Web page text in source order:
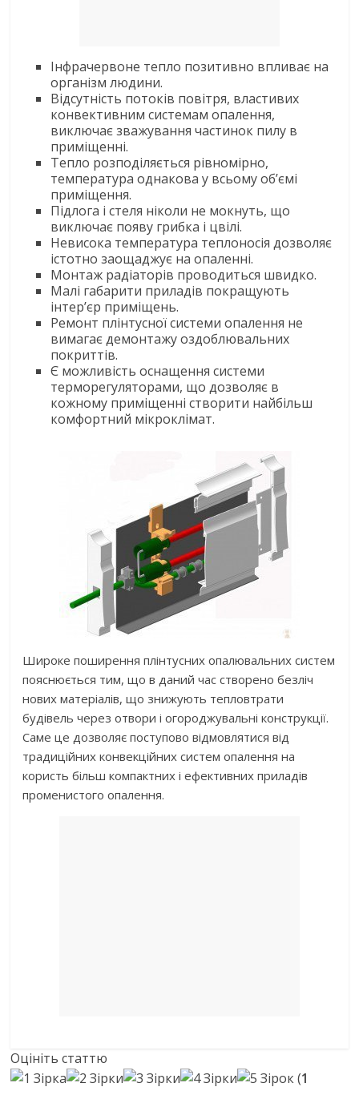
Інфрачервоне тепло позитивно впливає на
організм людини.
Відсутність потоків повітря, властивих
конвективним системам опалення,
виключає зважування частинок пилу в
приміщенні.
Тепло розподіляється рівномірно,
температура однакова у всьому об’ємі
приміщення.
Підлога і стеля ніколи не мокнуть, що
виключає появу грибка і цвілі.
Невисока температура теплоносія дозволяє
істотно заощаджує на опаленні.
Монтаж радіаторів проводиться швидко.
Малі габарити приладів покращують
інтер’єр приміщень.
Ремонт плінтусної системи опалення не
вимагає демонтажу оздоблювальних
покриттів.
Є можливість оснащення системи
терморегуляторами, що дозволяє в
кожному приміщенні створити найбільш
комфортний мікроклімат.
Широке поширення плінтусних опалювальних систем
пояснюється тим, що в даний час створено безліч
нових матеріалів, що знижують тепловтрати
будівель через отвори і огороджувальні конструкції.
Саме це дозволяє поступово відмовлятися від
традиційних конвекційних систем опалення на
користь більш компактних і ефективних приладів
променистого опалення.
Оцініть статтю
(1